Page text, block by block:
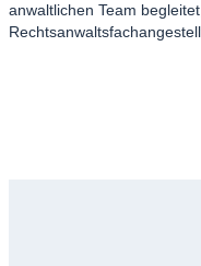
anwaltlichen Team